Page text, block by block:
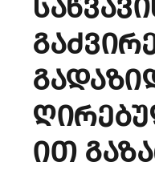
ით